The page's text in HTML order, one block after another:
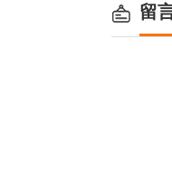
留